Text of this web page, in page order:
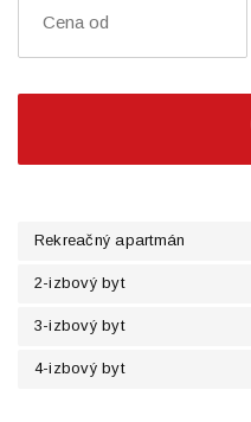
Rekreačný apartmán
2-izbový byt
3-izbový byt
4-izbový byt